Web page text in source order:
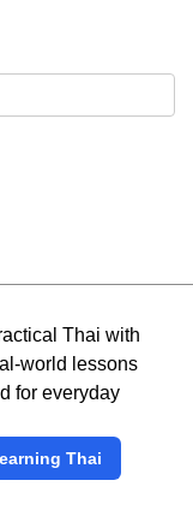
Thai with
world lessons
for everyday
Thai